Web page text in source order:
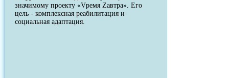
значимому проекту «Vремя Zавтра». Его
цель - комплексная реабилитация и
социальная адаптация.